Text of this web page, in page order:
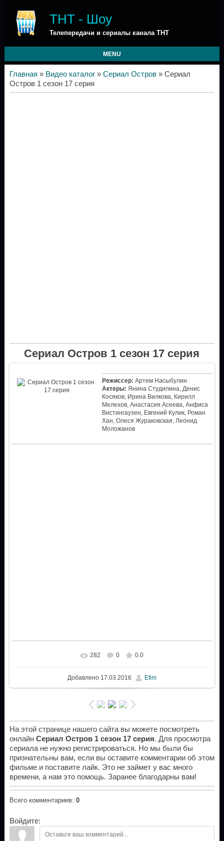
ТНТ - Шоу
Телепередачи и сериалы канала ТНТ
MENU
Главная » Видео каталог» Сериал Остров» Сериал
Остров 1 сезон 17 серия
Сериал Остров 1 сезон 17 серия
Режиссер: Артем Насыбулин
Актеры: Янина Студилина, Денис
Косяков, Ирина Вилкова, Кирилл
Мелехов, Анастасия Асеева, Анфиса
Вистингаузен, Евгений Кулик, Роман
Хан, Олеся Жураковская, Леонид
Моложанов
282 0 0.0
Добавлено17.03.2016 Efim
На этой странице нашего сайта вы можете посмотреть
онлайн Сериал Остров 1 сезон 17 серия. Для просмотра
сериала не нужно регистрироваться. Но мы были бы
признательны вам, если вы оставите комментарии об этом
фильме и поставите лайк. Это не займет у вас много
времени, а нам это помощь. Заранее благодарны вам!
Всего комментариев: 0
Войдите: